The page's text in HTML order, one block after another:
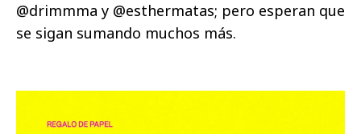
@drimmma y @esthermatas; pero esperan que
se sigan sumando muchos más.